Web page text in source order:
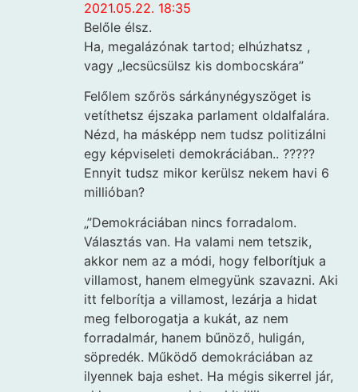
2021.05.22. 18:35
Belőle élsz.
Ha, megalázónak tartod; elhúzhatsz ,
vagy „lecsücsülsz kis dombocskára”
Felőlem szőrös sárkánynégyszöget is
vetíthetsz éjszaka parlament oldalfalára.
Nézd, ha másképp nem tudsz politizálni
egy képviseleti demokráciában.. ?????
Ennyit tudsz mikor kerülsz nekem havi 6
millióban?
„”Demokráciában nincs forradalom.
Választás van. Ha valami nem tetszik,
akkor nem az a módi, hogy felborítjuk a
villamost, hanem elmegyünk szavazni. Aki
itt felborítja a villamost, lezárja a hidat
meg felborogatja a kukát, az nem
forradalmár, hanem bűnöző, huligán,
söpredék. Működő demokráciában az
ilyennek baja eshet. Ha mégis sikerrel jár,